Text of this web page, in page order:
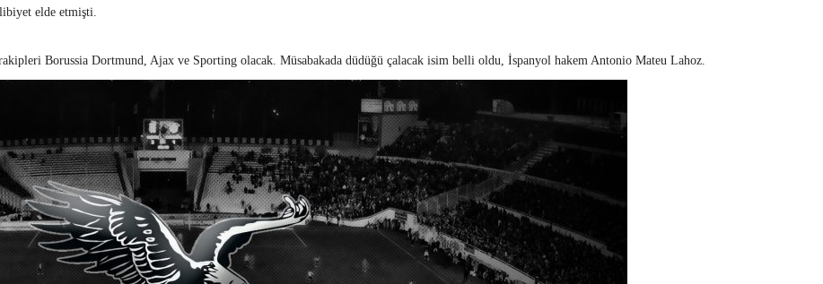
elde etmişti.
Borussia Dortmund, Ajax ve Sporting olacak. Müsabakada düdüğü çalacak isim belli oldu, İspanyol hakem Antonio Mateu Lahoz.